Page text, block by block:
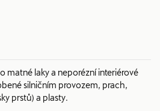
matné laky a neporézní interiérové
silničním provozem, prach,
prstů) a plasty.